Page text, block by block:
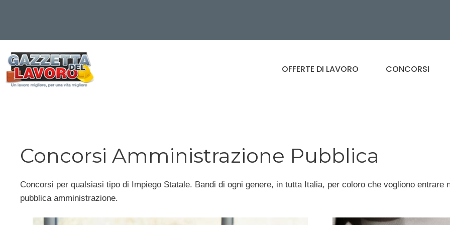
contenuto
OFFERTE DI LAVORO CONCORSI
Concorsi Amministrazione Pubblica
Concorsi per qualsiasi tipo di Impiego Statale. Bandi di ogni genere, in tutta Italia, per coloro che vogliono entrare
pubblica amministrazione.